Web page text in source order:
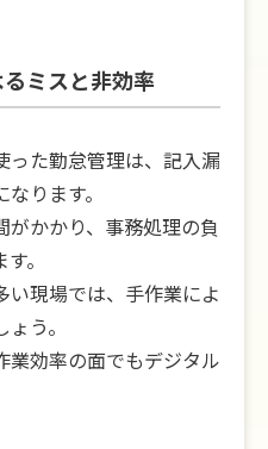
ミスと非効率
った勤怠管理は、記入漏
ります。
がかかり、事務処理の負
。
い現場では、手作業によ
う。
業効率の面でもデジタル